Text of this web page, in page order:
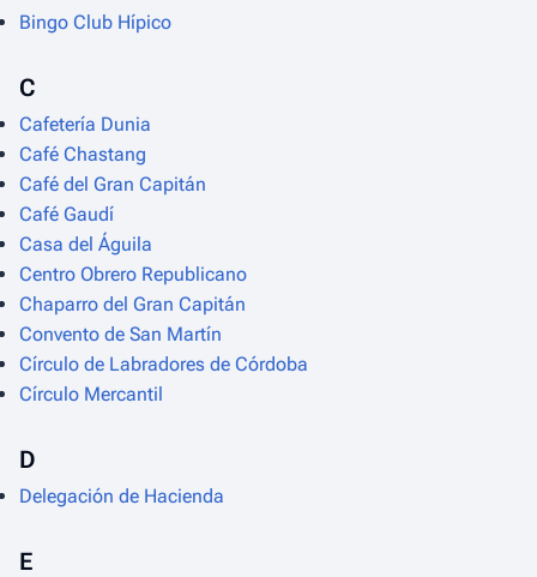
Bingo Club Hípico
C
Cafetería Dunia
Café Chastang
Café del Gran Capitán
Café Gaudí
Casa del Águila
Centro Obrero Republicano
Chaparro del Gran Capitán
Convento de San Martín
Círculo de Labradores de Córdoba
Círculo Mercantil
D
Delegación de Hacienda
E